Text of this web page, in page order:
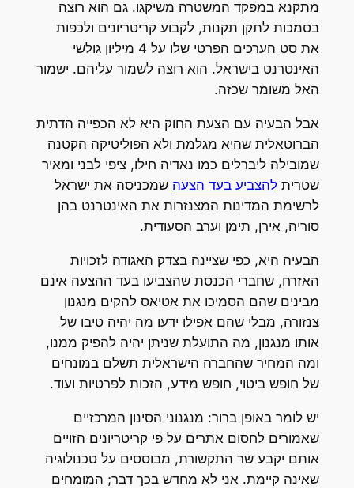
מתקנא במפקד המשטרה משיקגו. גם הוא רוצה
בסמכות לתקן תקנות, לקבוע קריטריונים ולכפות
את סט הערכים הפרטי שלו על 4 מיליון גולשי
האינטרנט בישראל. הוא רוצה לשמור עליהם. ישמור
האל משומר שכזה.
אבל הבעיה עם הצעת החוק היא לא הכפייה הדתית
הברוטאלית שהיא מגלמת ולא הפוליטיקה הקטנה
שמובילה ליברלים כמו נאדיה חילו, ציפי לבני ומאיר
שטרית להצביע בעד הצעה שמכניסה את ישראל
לרשימת המדינות המצנזרות את האינטרנט בהן
סוריה, אירן, תימן וערב הסעודית.
הבעיה היא, כפי שציינה בצדק האגודה לזכויות
האזרח, שחברי הכנסת שהצביעו בעד ההצעה אינם
מבינים שהם הסמיכו את אטיאס להקים מנגנון
צנזורה, מבלי שהם אפילו ידעו מה יהיה טיבו של
אותו מנגנון, מה התועלת שניתן יהיה להפיק ממנו,
ומה המחיר שהחברה הישראלית תשלם במונחים
של חופש ביטוי, חופש מידע, הזכות לפרטיות ועוד.
יש לומר באופן ברור: מנגנוני הסינון המרכזיים
שאמורים לחסום אתרים על פי קריטריונים הזויים
אותם יקבע שר התקשורת, מבוססים על טכנולוגיה
שאינה קיימת. אני לא מחדש בכך דבר; המומחים